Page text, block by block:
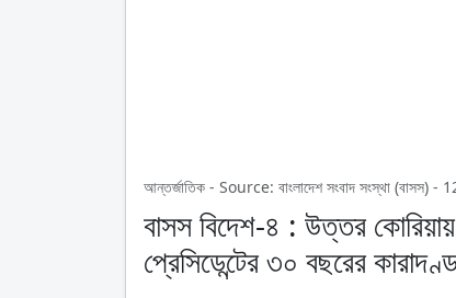
আন্তর্জাতিক - Source: বাংলাদেশ সংবাদ সংস্থা
বাসস বিদেশ-৪ : উত্তর কোরিয়ায়
প্রেসিডেন্টের ৩০ বছরের